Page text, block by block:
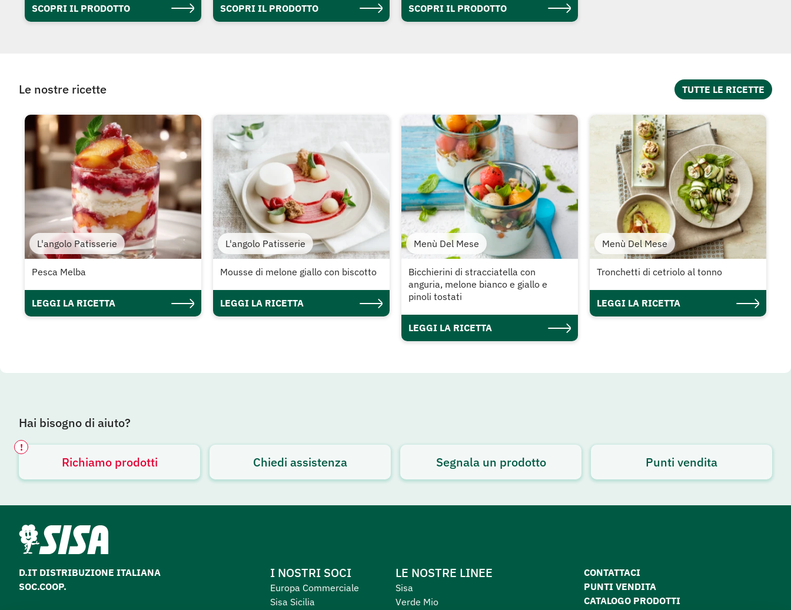
SCOPRI IL PRODOTTO SCOPRI IL PRODOTTO SCOPRI IL PRODOTTO
Le nostre ricette TUTTE LE RICETTE
L'angolo Patisserie
Pesca Melba
LEGGI LA RICETTA
L'angolo Patisserie
Mousse di melone giallo con biscotto
LEGGI LA RICETTA
Menù Del Mese
Bicchierini di stracciatella con
anguria, melone bianco e giallo e
pinoli tostati
LEGGI LA RICETTA
Menù Del Mese
Tronchetti di cetriolo al tonno
LEGGI LA RICETTA
Hai bisogno di aiuto?
Richiamo prodotti
!
Avviso attivo
Chiedi assistenza Segnala un prodotto Punti vendita
D.IT DISTRIBUZIONE ITALIANA
SOC.COOP.
I NOSTRI SOCI
Europa Commerciale
Sisa Sicilia
LE NOSTRE LINEE
Sisa
Verde Mio
CONTATTACI
PUNTI VENDITA
CATALOGO PRODOTTI